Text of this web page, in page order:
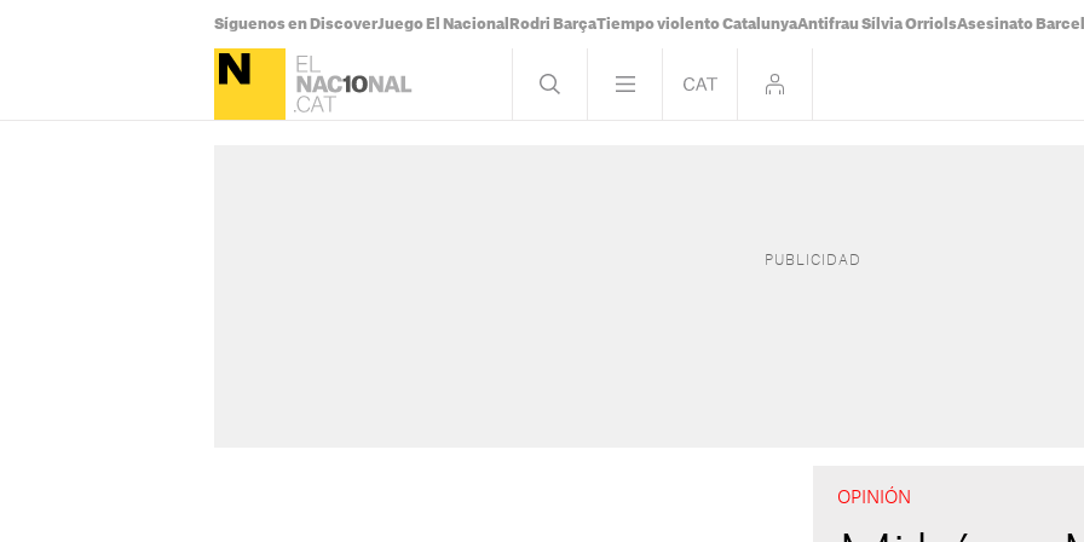
Síguenos en DiscoverJuego El Nacional Rodri BarçaTiempo violento CatalunyaAntifrau Sílvia OrriolsAsesinato
OPINIÓN